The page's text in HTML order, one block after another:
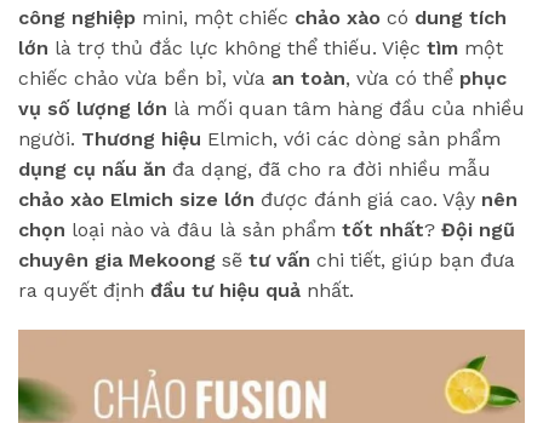
công nghiệp mini, một chiếc chảo xào có dung tích
lớn là trợ thủ đắc lực không thể thiếu. Việc tìm một
chiếc chảo vừa bền bỉ, vừa an toàn, vừa có thể phục
vụ số lượng lớn là mối quan tâm hàng đầu của nhiều
người. Thương hiệu Elmich, với các dòng sản phẩm
dụng cụ nấu ăn đa dạng, đã cho ra đời nhiều mẫu
chảo xào Elmich size lớn được đánh giá cao. Vậy nên
chọn loại nào và đâu là sản phẩm tốt nhất? Đội ngũ
chuyên gia Mekoong sẽ tư vấn chi tiết, giúp bạn đưa
ra quyết định đầu tư hiệu quả nhất.